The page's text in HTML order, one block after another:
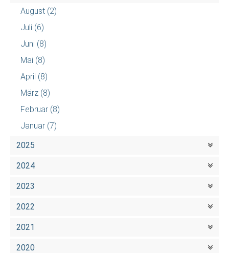
August (2)
Juli (6)
Juni (8)
Mai (8)
April (8)
März (8)
Februar (8)
Januar (7)
2025
2024
2023
2022
2021
2020